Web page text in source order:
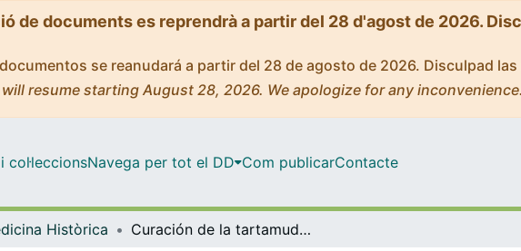
de documents es reprendrà a partir del 28 d'agost de 2026.
se reanudará a partir del 28 de agosto de 2026. Disculpad
resume starting August 28, 2026. We apologize for any inconvenience.
col·leccionsNavega per tot el DD Com publicarContacte
Històrica Curación de la tartamudez: dictámen acerca del método-Chervin, dado por disposición del Excm. Sr. Alcalde 1º de Barcelona